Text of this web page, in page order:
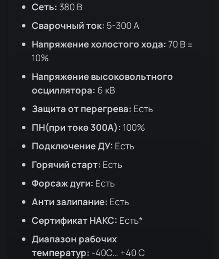
Сеть: 380 В
Сварочный ток: 5-300 A
Напряжение холостого хода:70 В ±
10%
Напряжение высоковольтного
осциллятора: 6 кВ
Защита от перегрева: Есть
ПН(при токе 300А): 100%
Подключение ДУ: Есть
Горячий старт: Есть
Форсаж дуги: Есть
Анти залипание: Есть
Сертификат НАКС: Есть*
Диапазон рабочих
температур: -40С… +40 С